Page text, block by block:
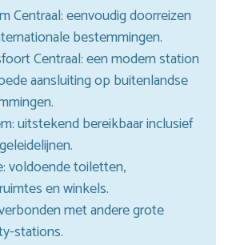
Centraal: eenvoudig doorreizen
bestemmingen.
Centraal: een modern station
aansluiting op buitenlandse
uitstekend bereikbaar inclusief
voldoende toiletten,
en winkels.
met andere grote
stations.